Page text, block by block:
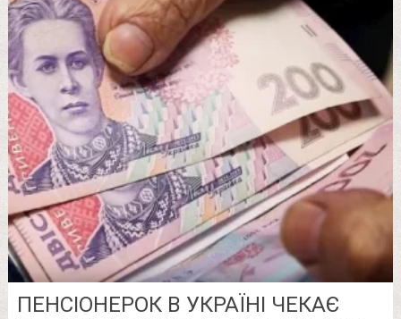
ПЕНСІОНЕРОК В УКРАЇНІ ЧЕКАЄ